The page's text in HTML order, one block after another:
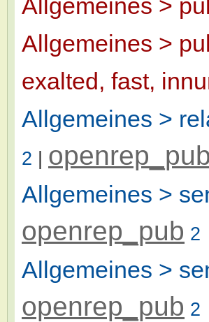
Allgemeines >
exalted, fast,
Allgemeines >
2 | openrep_pub
Allgemeines >
openrep_pub 2
Allgemeines >
openrep_pub 2